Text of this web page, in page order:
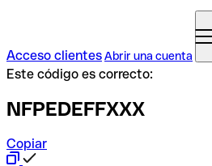
Acceso clientesAbrir una cuenta
Este código es correcto:
NFPEDEFFXXX
Copiar